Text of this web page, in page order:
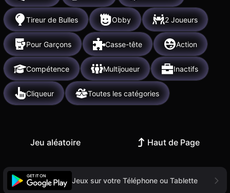
Tireur de Bulles Obby 2 Joueurs
Pour Garçons Casse-tête Action
Compétence Multijoueur Inactifs
Cliqueur Toutes les catégories
Jeu aléatoire Haut de Page
Jeux sur votre Téléphone ou Tablette